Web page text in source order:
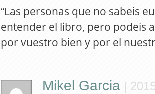
“Las personas que no sabeis
entender el libro, pero podeis
por vuestro bien y por el
Mikel Garcia |